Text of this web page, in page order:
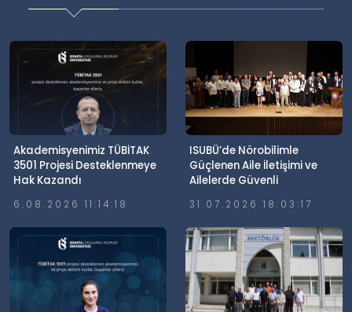
Akademisyenimiz TÜBİTAK
3501 Projesi Desteklenmeye
Hak Kazandı
6.08.2026 11:14:18
ISUBÜ’de Nörobilimle
Güçlenen Aile İletişimi ve
Ailelerde Güvenli
Gerçekleştirildi
31.07.2026 18:03:17